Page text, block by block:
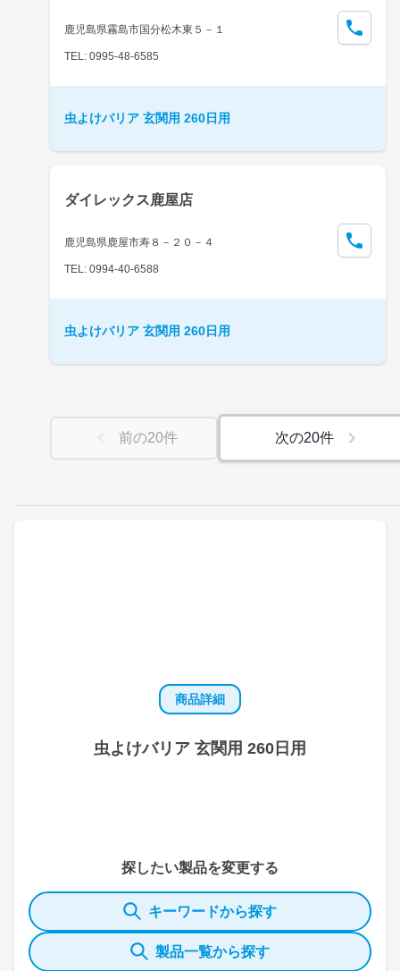
商品詳細
虫よけバリア 玄関用 260日用
探したい製品を変更する
キーワードから探す
製品一覧から探す
鹿児島県霧島市国分松木東５－１
TEL: 0995-48-6585
虫よけバリア 玄関用 260日用
ダイレックス鹿屋店
鹿児島県鹿屋市寿８－２０－４
TEL: 0994-40-6588
虫よけバリア 玄関用 260日用
前の20件 次の20件